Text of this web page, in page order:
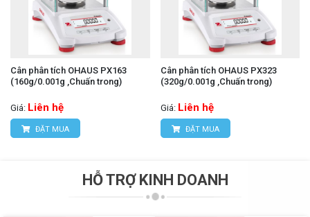
Cân phân tích OHAUS PX163
(160g/0.001g ,Chuấn trong)
Giá: Liên hệ
ĐẶT MUA
Cân phân tích OHAUS PX323
(320g/0.001g ,Chuấn trong)
Giá: Liên hệ
ĐẶT MUA
HỖ TRỢ KINH DOANH